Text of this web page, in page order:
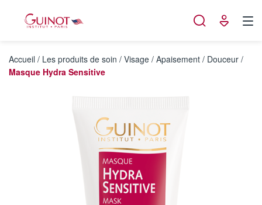
Accueil / Les produits de soin / Visage / Apaisement / Douceur /
Masque Hydra Sensitive